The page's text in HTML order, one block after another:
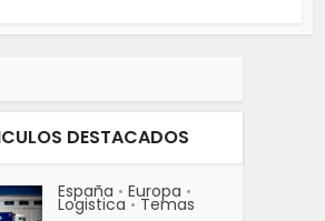
DESTACADOS
España • Europa •
Logistica • Temas